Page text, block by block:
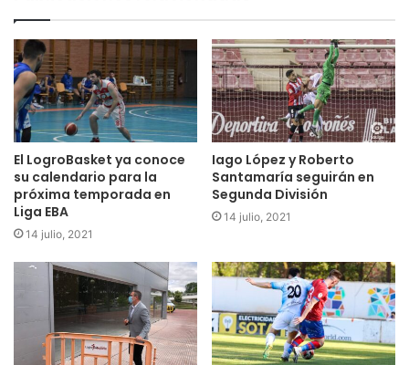
El LogroBasket ya conoce
su calendario para la
próxima temporada en
Liga EBA
14 julio, 2021
Iago López y Roberto
Santamaría seguirán en
Segunda División
14 julio, 2021